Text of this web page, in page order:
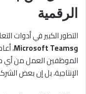
الرقمية
التطور الكبير في أدوات
وMicrosoft Teams
،
الموظفين العمل من أي
الإنتاجية، بل إن بعض